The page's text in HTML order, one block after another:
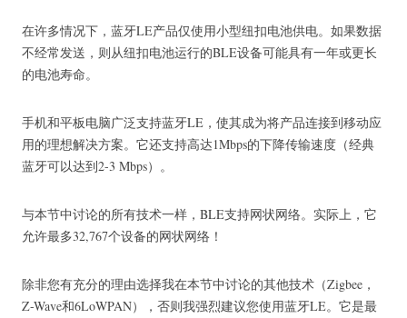
在许多情况下，蓝牙LE产品仅使用小型纽扣电池供电。 如果数据
不经常发送，则从纽扣电池运行的BLE设备可能具有一年或更长
的电池寿命。
手机和平板电脑广泛支持蓝牙LE，使其成为将产品连接到移动应
用的理想解决方案。 它还支持高达1Mbps的下降传输速度（经典
蓝牙可以达到2-3 Mbps）。
与本节中讨论的所有技术一样，BLE支持网状网络。 实际上，它
允许最多32,767个设备的网状网络！
除非您有充分的理由选择我在本节中讨论的其他技术（Zigbee，
Z-Wave和6LoWPAN），否则我强烈建议您使用蓝牙LE。 它是最